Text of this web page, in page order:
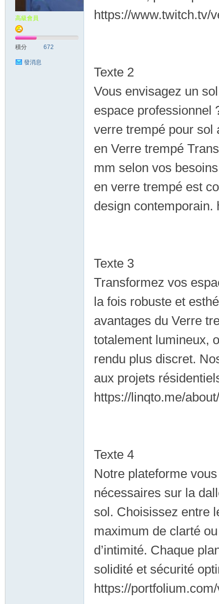
高級會員
積分 672
發消息
https://www.twitch.tv/
Texte 2
Vous envisagez un
espace professionnel
verre trempé pour sol
en Verre trempé
mm selon vos
en verre trempé est
design contemporain.
Texte 3
Transformez vos
la fois robuste et
avantages du Verre
totalement lumineux,
rendu plus discret.
aux projets
https://linqto.me/
Texte 4
Notre plateforme
nécessaires sur la
sol. Choisissez entre
maximum de clarté
d’intimité. Chaque
solidité et sécurité
https://